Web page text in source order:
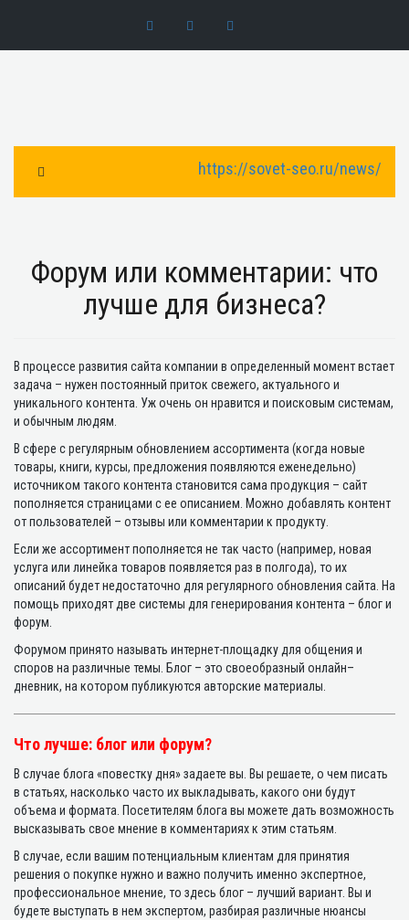
https://sovet-seo.ru/news/
Toggle Navigation
Форум или комментарии: что
лучше для бизнеса?
В процессе развития сайта компании в определенный момент встает
задача – нужен постоянный приток свежего, актуального и
уникального контента. Уж очень он нравится и поисковым системам,
и обычным людям.
В сфере с регулярным обновлением ассортимента (когда новые
товары, книги, курсы, предложения появляются еженедельно)
источником такого контента становится сама продукция – сайт
пополняется страницами с ее описанием. Можно добавлять контент
от пользователей – отзывы или комментарии к продукту.
Если же ассортимент пополняется не так часто (например, новая
услуга или линейка товаров появляется раз в полгода), то их
описаний будет недостаточно для регулярного обновления сайта. На
помощь приходят две системы для генерирования контента – блог и
форум.
Форумом принято называть интернет-площадку для общения и
споров на различные темы. Блог – это своеобразный онлайн–
дневник, на котором публикуются авторские материалы.
Что лучше: блог или форум?
В случае блога «повестку дня» задаете вы. Вы решаете, о чем писать
в статьях, насколько часто их выкладывать, какого они будут
объема и формата. Посетителям блога вы можете дать возможность
высказывать свое мнение в комментариях к этим статьям.
В случае, если вашим потенциальным клиентам для принятия
решения о покупке нужно и важно получить именно экспертное,
профессиональное мнение, то здесь блог – лучший вариант. Вы и
будете выступать в нем экспертом, разбирая различные нюансы